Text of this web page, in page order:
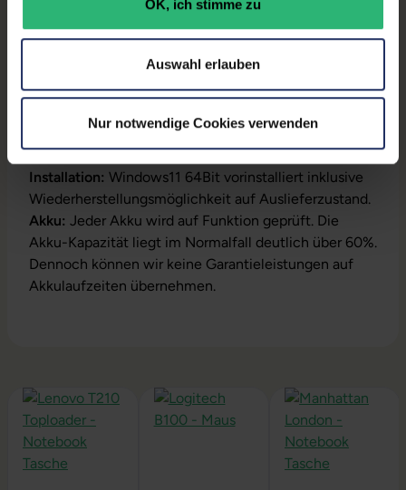
OK, ich stimme zu
Auswahl erlauben
Nur notwendige Cookies verwenden
Produktbeschreibung
Lieferumfang:Notebook, Netzteil, Akku,
dem Gehäuse oder die Lizenz ist bereits digital
hinterlegt)
Installation: Windows11 64Bit vorinstalliert inklusive
Wiederherstellungsmöglichkeit auf Auslieferzustand.
Akku: Jeder Akku wird auf Funktion geprüft. Die
Akku-Kapazität liegt im Normalfall deutlich über 60%.
Dennoch können wir keine Garantieleistungen auf
Akkulaufzeiten übernehmen.
Produktgalerie überspringen